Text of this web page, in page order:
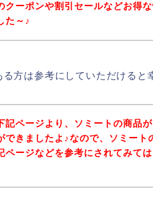
クーポンや割引セールなどお得
た～♪
方は参考にしていただけると
記ページより、ソミートの商品
できましたよ♪なので、ソミート
ページなどを参考にされてみて